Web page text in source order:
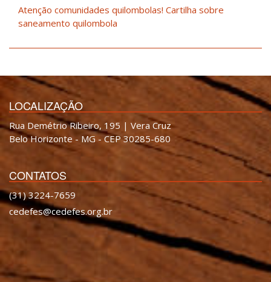
Atenção comunidades quilombolas! Cartilha sobre
saneamento quilombola
LOCALIZAÇÃO
Rua Demétrio Ribeiro, 195 | Vera Cruz
Belo Horizonte - MG - CEP 30285-680
CONTATOS
(31) 3224-7659
cedefes@cedefes.org.br